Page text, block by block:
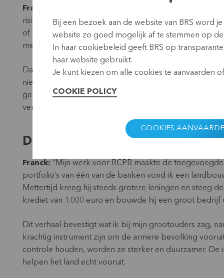
Franck:
risicoprocessen van de RCPB-coöperaties. Welke
of een klant in gebreke blijft? Dat deed ik samen met
mensen van de coöperaties, met wie ik heel concreet
Dat gebeurde in alle openheid, als collega’s onder
niet goed liep. Zo bleek bijvoorbeeld dat de
geregistreerd en gecheckt werden. Hun open
verbeteren.”
De kracht van coöperatief
Franck: “Mijn werk voor RCPB maakte de
portfolio’s van één van de banken vond ik een
Mettertijd kreeg hij steeds grotere leningen en steeg
krediet van 1.000 euro en bouwde hij een groot bedrijf
Dit verhaal bevestigt wat ik bij mijn grootouders zag,
krachtig instrument zijn om de armere bevolking
controle houden, worden ze sterker en duurzamer.
helpen het land echt vooruit.
Bij een bezoek aan de website van BRS word
website zo goed mogelijk af te stemmen op
In haar cookiebeleid geeft BRS op
haar website gebruikt.
Je kunt kiezen om alle cookies te aanvaarden
COOKIE POLICY
COOKIES